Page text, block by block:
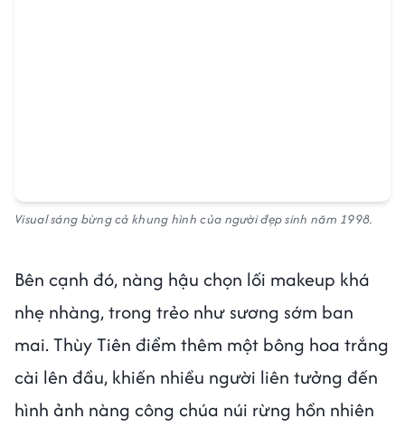
Visual sáng bừng cả khung hình của người đẹp sinh năm 1998.
Bên cạnh đó, nàng hậu chọn lối makeup khá
nhẹ nhàng, trong trẻo như sương sớm ban
mai. Thùy Tiên điểm thêm một bông hoa trắng
cài lên đầu, khiến nhiều người liên tưởng đến
hình ảnh nàng công chúa núi rừng hồn nhiên